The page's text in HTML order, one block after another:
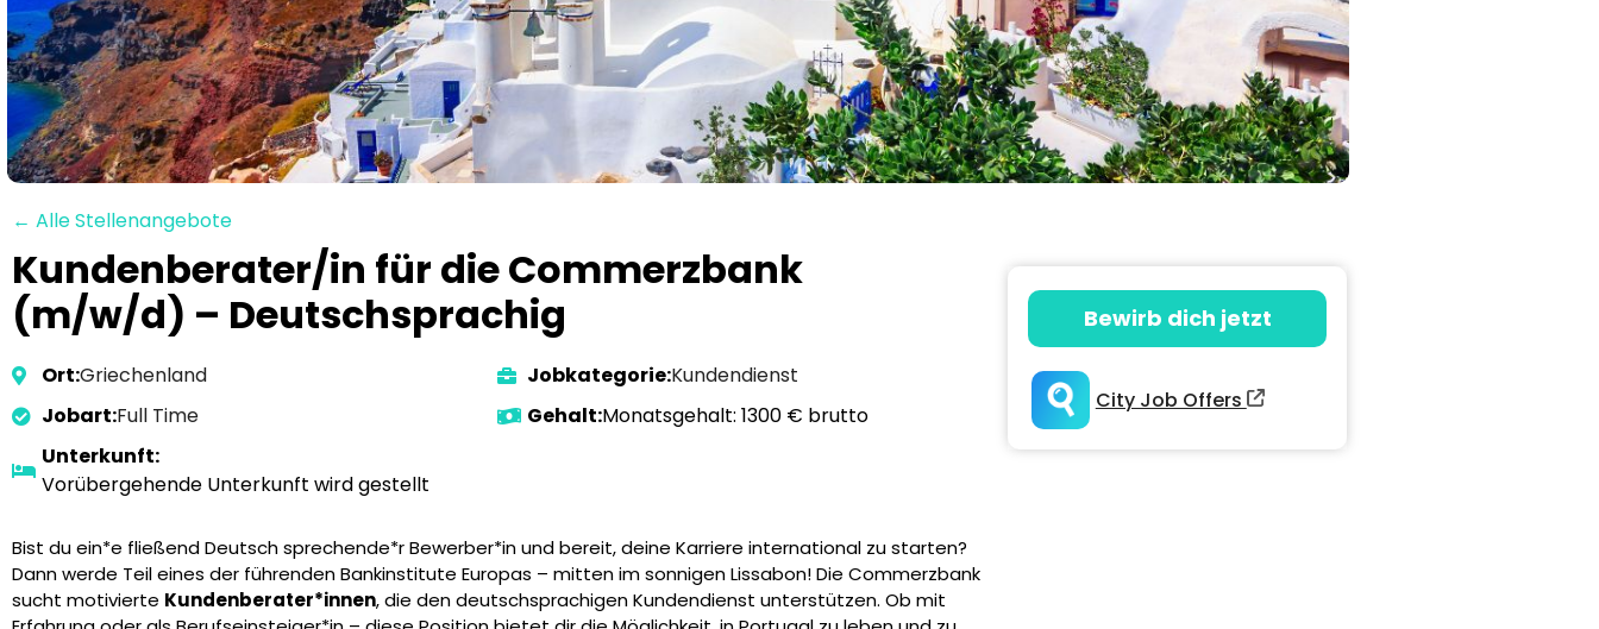
← Alle Stellenangebote
Kundenberater/in für die Commerzbank
(m/w/d) – Deutschsprachig
Ort:Griechenland Jobkategorie:Kundendienst
Jobart:Full Time Gehalt:Monatsgehalt: 1300 € brutto
Unterkunft:
Vorübergehende Unterkunft wird gestellt
Bist du ein*e fließend Deutsch sprechende*r Bewerber*in und bereit, deine Karriere international zu starten?
Dann werde Teil eines der führenden Bankinstitute Europas – mitten im sonnigen Lissabon! Die Commerzbank
sucht motivierte Kundenberater*innen, die den deutschsprachigen Kundendienst unterstützen. Ob mit
Bewirb dich jetzt
City Job Offers